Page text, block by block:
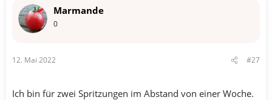
Marmande
0
12. Mai 2022 #27
Ich bin für zwei Spritzungen im Abstand von einer Woche.